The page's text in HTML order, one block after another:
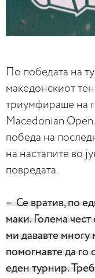
По победата на
македонскиот
триумфираше на
Macedonian
победа на
на настапите во
повредата.
– Се вратив, по
маки. Голема
ми дававте
помогнавте да го
еден турнир.